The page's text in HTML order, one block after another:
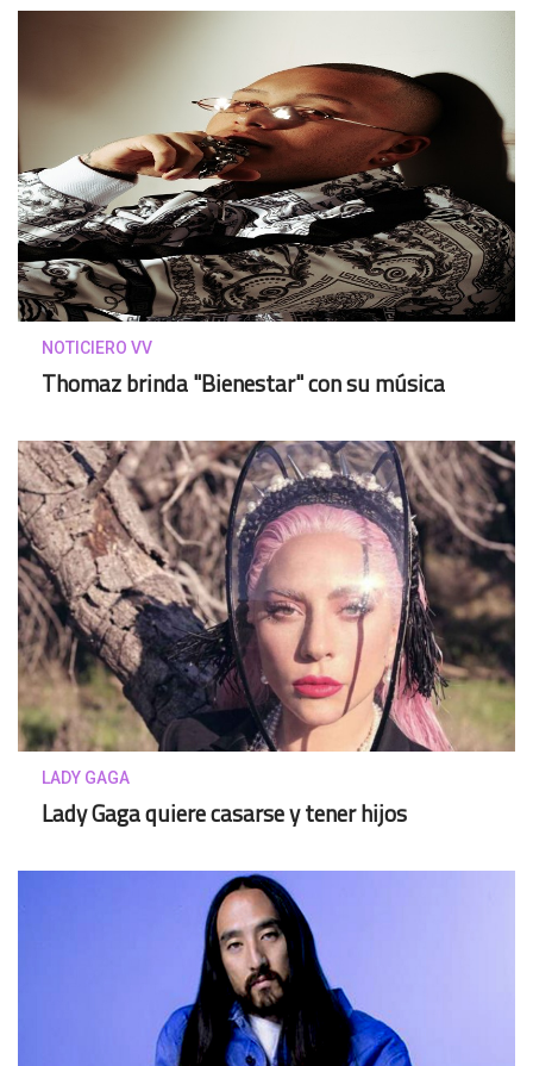
NOTICIERO VV
Thomaz brinda "Bienestar" con su música
LADY GAGA
Lady Gaga quiere casarse y tener hijos